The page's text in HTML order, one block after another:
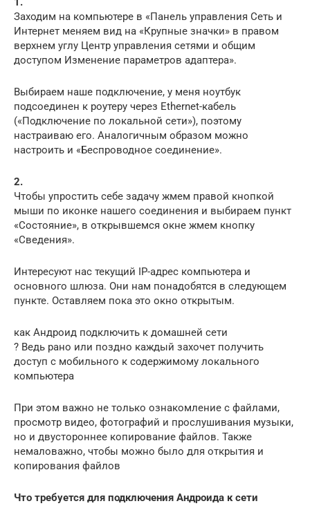
Заходим на компьютере в «Панель управления Сеть и
Интернет меняем вид на «Крупные значки» в правом
верхнем углу Центр управления сетями и общим
доступом Изменение параметров адаптера».
Выбираем наше подключение, у меня ноутбук
подсоединен к роутеру через Ethernet-кабель
(«Подключение по локальной сети»), поэтому
настраиваю его. Аналогичным образом можно
настроить и «Беспроводное соединение».
2.
Чтобы упростить себе задачу жмем правой кнопкой
мыши по иконке нашего соединения и выбираем пункт
«Состояние», в открывшемся окне жмем кнопку
«Сведения».
Интересуют нас текущий IP-адрес компьютера и
основного шлюза. Они нам понадобятся в следующем
пункте. Оставляем пока это окно открытым.
как Андроид подключить к домашней сети
? Ведь рано или поздно каждый захочет получить
доступ с мобильного к содержимому локального
компьютера
При этом важно не только ознакомление с файлами,
просмотр видео, фотографий и прослушивания музыки,
но и двустороннее копирование файлов. Также
немаловажно, чтобы можно было для открытия и
копирования файлов
Что требуется для подключения Андроида к сети